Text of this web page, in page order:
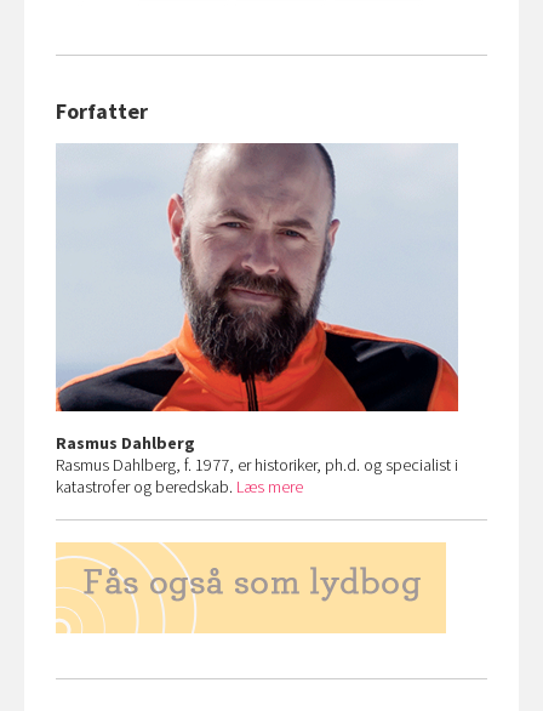
Forfatter
Rasmus Dahlberg
Rasmus Dahlberg, f. 1977, er historiker, ph.d. og specialist i
katastrofer og beredskab. Læs mere